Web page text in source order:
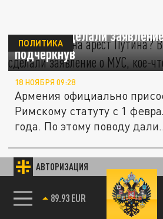
АВТОРИЗАЦИЯ
85.64 BRENT
Армении сделали
подчеркнув
ПОЛИТИКА
18 НОЯБРЯ 09:28
Армения официально
Римскому статуту с 1
года. По этому поводу
ПОЛИТИКА